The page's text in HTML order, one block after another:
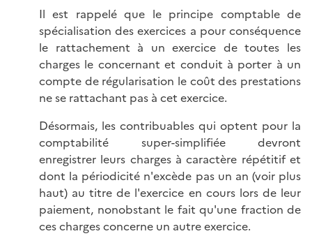
Il est rappelé que le principe comptable de
spécialisation des exercices a pour conséquence
le rattachement à un exercice de toutes les
charges le concernant et conduit à porter à un
compte de régularisation le coût des prestations
ne se rattachant pas à cet exercice.
Désormais, les contribuables qui optent pour la
comptabilité super-simplifiée devront
enregistrer leurs charges à caractère répétitif et
dont la périodicité n'excède pas un an (voir plus
haut) au titre de l'exercice en cours lors de leur
paiement, nonobstant le fait qu'une fraction de
ces charges concerne un autre exercice.